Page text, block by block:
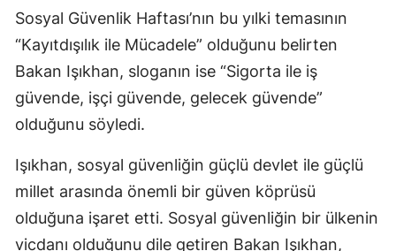
Sosyal Güvenlik Haftası’nın bu yılki temasının
“Kayıtdışılık ile Mücadele” olduğunu belirten
Bakan Işıkhan, sloganın ise “Sigorta ile iş
güvende, işçi güvende, gelecek güvende”
olduğunu söyledi.
Işıkhan, sosyal güvenliğin güçlü devlet ile güçlü
millet arasında önemli bir güven köprüsü
olduğuna işaret etti. Sosyal güvenliğin bir ülkenin
vicdanı olduğunu dile getiren Bakan Işıkhan,